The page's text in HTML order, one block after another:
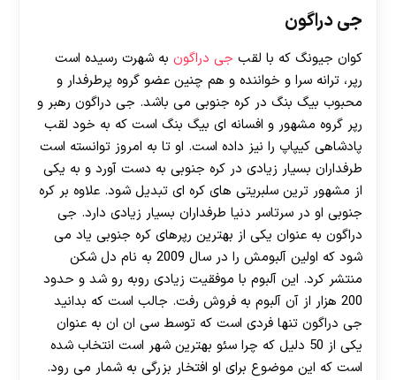
جی دراگون
کوان جیونگ که با لقب جی دراگون به شهرت رسیده است
رپر، ترانه‌ سرا و خواننده و هم چنین عضو گروه پرطرفدار و
محبوب بیگ بنگ در کره جنوبی می باشد. جی دراگون رهبر و
رپر گروه مشهور و افسانه ای بیگ بنگ است که به خود لقب
پادشاهی کیپاپ را نیز داده است. او تا به امروز توانسته است
طرفداران بسیار زیادی در کره جنوبی به دست آورد و به یکی
از مشهور ترین سلبریتی های کره ای تبدیل شود. علاوه بر کره
جنوبی او در سرتاسر دنیا طرفداران بسیار زیادی دارد. جی
دراگون به عنوان یکی از بهترین رپرهای کره جنوبی یاد می‌
شود که اولین آلبومش را در سال 2009 به نام دل شکن
منتشر کرد. این آلبوم با موفقیت زیادی روبه رو شد و حدود
200 هزار از آن آلبوم به فروش رفت. جالب است که بدانید
جی دراگون تنها فردی است که توسط سی ان ان به عنوان
یکی از 50 دلیل که چرا سئو بهترین شهر است انتخاب شده
است که این موضوع برای او افتخار بزرگی به شمار می رود.